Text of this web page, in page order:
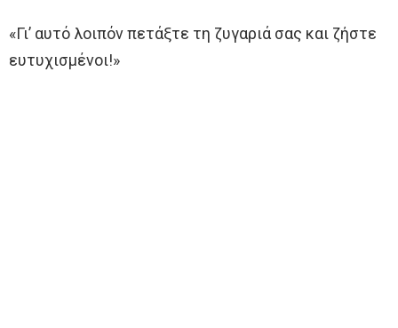
«Γι’ αυτό λοιπόν πετάξτε τη ζυγαριά σας και ζήστε
ευτυχισμένοι!»